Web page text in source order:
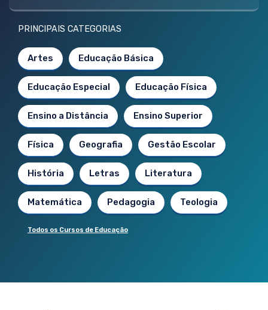
PRINCIPAIS CATEGORIAS
Artes Educação Básica
Educação Especial Educação Física
Ensino a Distância Ensino Superior
Física Geografia Gestão Escolar
História Letras Literatura
Matemática Pedagogia Teologia
Todos os Cursos de Educação